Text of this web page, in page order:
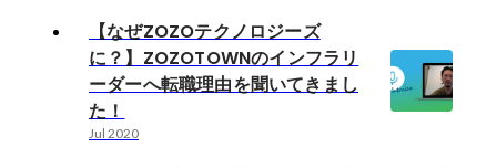
【なぜZOZOテクノロジーズ
に？】ZOZOTOWNのインフラリ
ーダーへ転職理由を聞いてきまし
た！
Jul 2020